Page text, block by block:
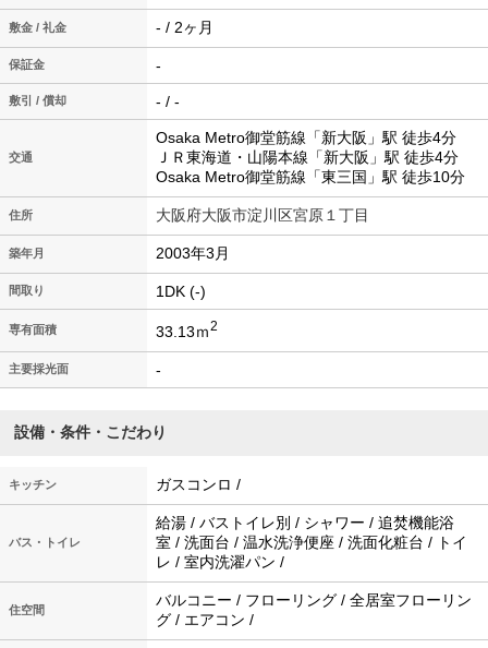
敷金 / 礼金 - / 2ヶ月
保証金 -
敷引 / 償却 - / -
交通
Osaka Metro御堂筋線「新大阪」駅 徒歩4分
ＪＲ東海道・山陽本線「新大阪」駅 徒歩4分
Osaka Metro御堂筋線「東三国」駅 徒歩10分
住所 大阪府大阪市淀川区宮原１丁目
築年月 2003年3月
間取り 1DK (-)
専有面積 33.13ｍ2
主要採光面 -
設備・条件・こだわり
キッチン ガスコンロ /
バス・トイレ
給湯 / バストイレ別 / シャワー / 追焚機能浴
室 / 洗面台 / 温水洗浄便座 / 洗面化粧台 / トイ
レ / 室内洗濯パン /
住空間
バルコニー / フローリング / 全居室フローリン
グ / エアコン /